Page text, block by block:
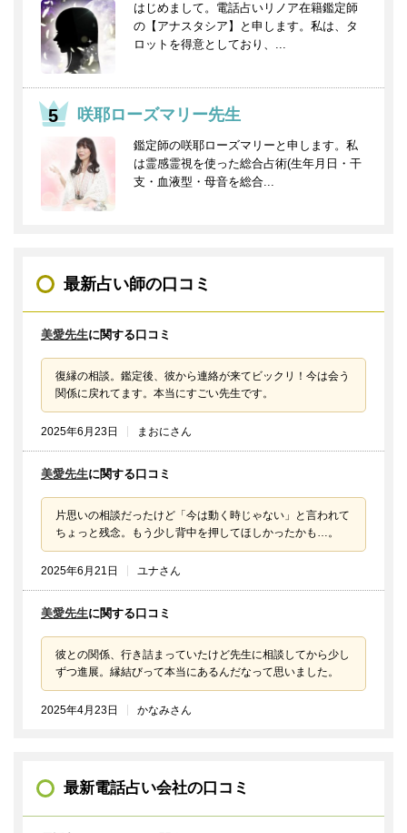
はじめまして。電話占いリノア在籍鑑定師
の【アナスタシア】と申します。私は、タ
ロットを得意としており、...
咲耶ローズマリー先生
鑑定師の咲耶ローズマリーと申します。私
は霊感霊視を使った総合占術(生年月日・干
支・血液型・母音を総合...
最新占い師の口コミ
美愛先生に関する口コミ
復縁の相談。鑑定後、彼から連絡が来てビックリ！今は会う
関係に戻れてます。本当にすごい先生です。
2025年6月23日 まおにさん
美愛先生に関する口コミ
片思いの相談だったけど「今は動く時じゃない」と言われて
ちょっと残念。もう少し背中を押してほしかったかも…。
2025年6月21日 ユナさん
美愛先生に関する口コミ
彼との関係、行き詰まっていたけど先生に相談してから少し
ずつ進展。縁結びって本当にあるんだなって思いました。
2025年4月23日 かなみさん
最新電話占い会社の口コミ